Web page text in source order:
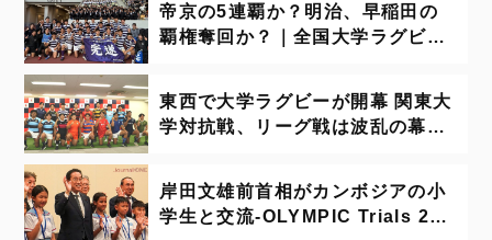
帝京の5連覇か？明治、早稲田の
覇権奪回か？｜全国大学ラグビー
東西で大学ラグビーが開幕 関東大
学対抗戦、リーグ戦は波乱の幕開
岸田文雄前首相がカンボジアの小
学生と交流-OLYMPIC Trials 202